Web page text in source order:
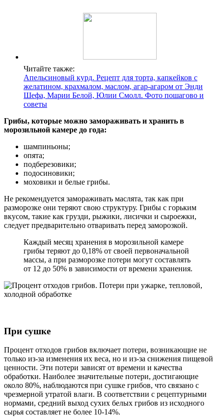
Читайте также:
Апельсиновый курд. Рецепт для торта, капкейков с
желатином, крахмалом, маслом, агар-агаром от Энди
Шефа, Марии Белой, Юлии Смолл. Фото пошагово и
советы
Грибы, которые можно замораживать и хранить в
морозильной камере до года:
шампиньоны;
опята;
подберезовики;
подосиновики;
моховики и белые грибы.
Не рекомендуется замораживать маслята, так как при
разморозке они теряют свою структуру. Грибы с горьким
вкусом, такие как грузди, рыжики, лисички и сыроежки,
следует предварительно отваривать перед заморозкой.
Каждый месяц хранения в морозильной камере
грибы теряют до 0,18% от своей первоначальной
массы, а при разморозке потери могут составлять
от 12 до 50% в зависимости от времени хранения.
При сушке
Процент отходов грибов включает потери, возникающие не
только из-за изменения их веса, но и из-за снижения пищевой
ценности. Эти потери зависят от времени и качества
обработки. Наиболее значительные потери, достигающие
около 80%, наблюдаются при сушке грибов, что связано с
чрезмерной утратой влаги. В соответствии с рецептурными
нормами, средний выход сухих белых грибов из исходного
сырья составляет не более 10-14%.